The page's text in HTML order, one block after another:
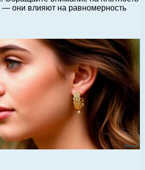
— они влияют на равномерность